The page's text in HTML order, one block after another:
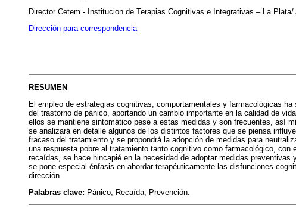
Director Cetem - Institucion de Terapias Cognitivas e Integrativas – La Plata/
Dirección para correspondencia
RESUMEN
El empleo de estrategias cognitivas, comportamentales y farmacológicas
del trastorno de pánico, aportando un cambio importante en la calidad de
ellos se mantiene sintomático pese a estas medidas y son frecuentes, así
se analizará en detalle algunos de los distintos factores que se piensa
fracaso del tratamiento y se propondrá la adopción de medidas para
una respuesta pobre al tratamiento tanto cognitivo como farmacológico,
recaídas, se hace hincapié en la necesidad de adoptar medidas
se pone especial énfasis en abordar terapéuticamente las disfunciones
dirección.
Palabras clave: Pánico, Recaída; Prevención.